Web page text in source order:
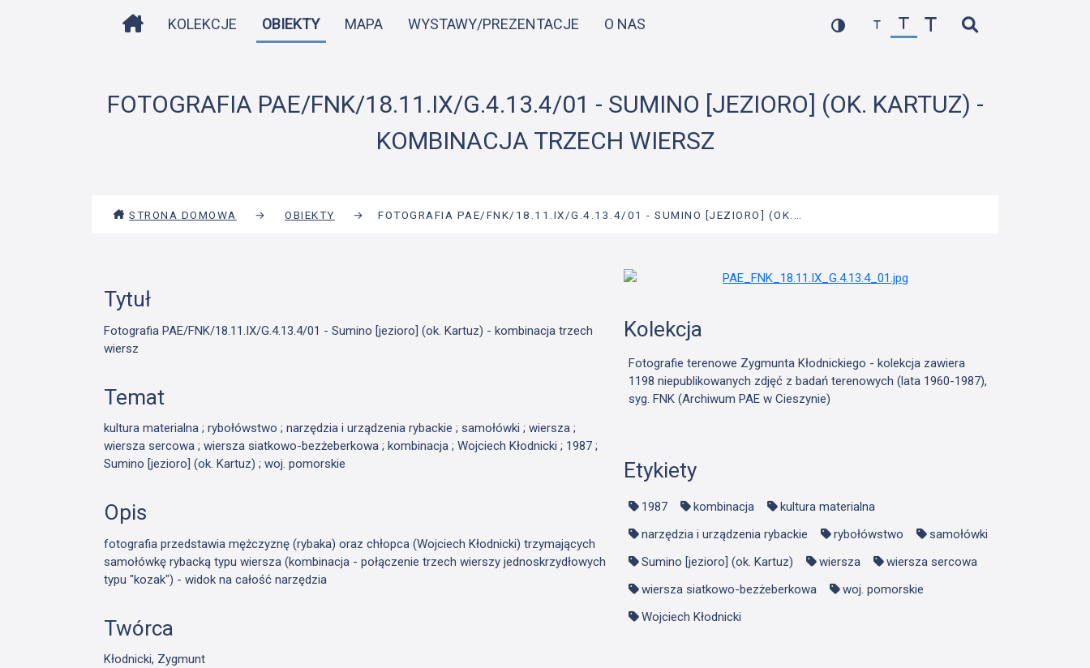
do
STRONA DOMOWA
KOLEKCJE OBIEKTY MAPA WYSTAWY/PREZENTACJE O NAS
FOTOGRAFIA PAE/FNK/18.11.IX/G.4.13.4/01 - SUMINO [JEZIORO] (OK. KARTUZ) -
KOMBINACJA TRZECH WIERSZ
STRONA DOMOWA → OBIEKTY → FOTOGRAFIA PAE/FNK/18.11.IX/G.4.13.4/01 - SUMINO [JEZIORO] (OK.…
Tytuł
Fotografia PAE/FNK/18.11.IX/G.4.13.4/01 - Sumino [jezioro] (ok. Kartuz) - kombinacja trzech
wiersz
Temat
kultura materialna ; rybołówstwo ; narzędzia i urządzenia rybackie ; samołówki ; wiersza ;
wiersza sercowa ; wiersza siatkowo-bezżeberkowa ; kombinacja ; Wojciech Kłodnicki ; 1987 ;
Sumino [jezioro] (ok. Kartuz) ; woj. pomorskie
Opis
fotografia przedstawia mężczyznę (rybaka) oraz chłopca (Wojciech Kłodnicki) trzymających
samołówkę rybacką typu wiersza (kombinacja - połączenie trzech wierszy jednoskrzydłowych
typu "kozak") - widok na całość narzędzia
Twórca
Kłodnicki, Zygmunt
Kolekcja
Fotografie terenowe Zygmunta Kłodnickiego - kolekcja zawiera
1198 niepublikowanych zdjęć z badań terenowych (lata 1960-1987),
syg. FNK (Archiwum PAE w Cieszynie)
Etykiety
1987 kombinacja
kultura materialna
narzędzia i urządzenia rybackie
rybołówstwo
samołówki
Sumino [jezioro] (ok. Kartuz)
wiersza
wiersza sercowa
wiersza siatkowo-bezżeberkowa
woj. pomorskie
Wojciech Kłodnicki